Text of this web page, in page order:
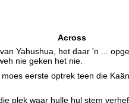
Across
Yahushua, het daar 'n ...
nie geken het nie.
eerste optrek teen die
plek waar hulle hul stem